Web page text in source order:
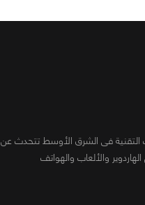
التقنية فى الشرق الأوسط تتحدث عن
والألعاب والهواتف